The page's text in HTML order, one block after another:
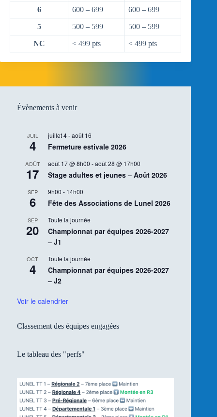
6 600 – 699 600 – 699
5 500 – 599 500 – 599
NC < 499 pts < 499 pts
Évènements à venir
JUIL
4
juillet 4-août 16
Fermeture estivale 2026
AOÛT
17
août 17 @ 8h00 -août 28 @ 17h00
Stage adultes et jeunes – Août 2026
SEP
6
9h00 - 14h00
Fête des Associations de Lunel 2026
SEP
20
Toute la journée
Championnat par équipes 2026-2027
– J1
OCT
4
Toute la journée
Championnat par équipes 2026-2027
– J2
Voir le calendrier
Classement des équipes engagées
Le tableau des "perfs"